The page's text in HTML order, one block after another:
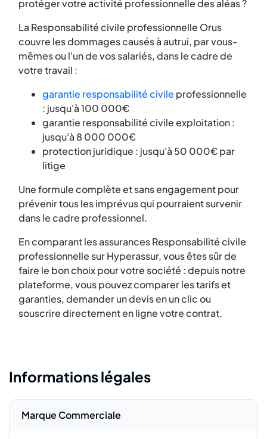
protéger votre activité professionnelle des aléas ?
La Responsabilité civile professionnelle Orus
couvre les dommages causés à autrui, par vous-
mêmes ou l'un de vos salariés, dans le cadre de
votre travail :
garantie responsabilité civile professionnelle
: jusqu'à 100 000€
garantie responsabilité civile exploitation :
jusqu'à 8 000 000€
protection juridique : jusqu'à 50 000€ par
litige
Une formule complète et sans engagement pour
prévenir tous les imprévus qui pourraient survenir
dans le cadre professionnel.
En comparant les assurances Responsabilité civile
professionnelle sur Hyperassur, vous êtes sûr de
faire le bon choix pour votre société : depuis notre
plateforme, vous pouvez comparer les tarifs et
garanties, demander un devis en un clic ou
souscrire directement en ligne votre contrat.
Informations légales
Marque Commerciale